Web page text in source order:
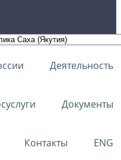
Деятельность
Документы
Контакты ENG